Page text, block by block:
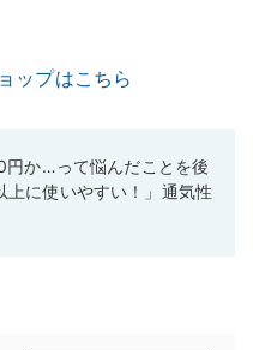
ップはこちら
円か…って悩んだことを後
上に使いやすい！」通気性